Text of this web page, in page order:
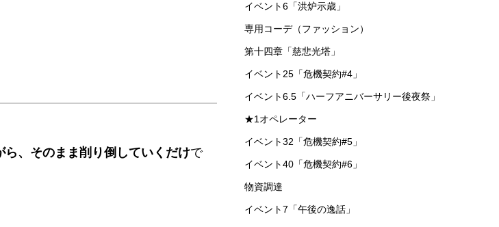
ら、そのまま削り倒していくだけで
イベント6「洪炉示歳」
専用コーデ（ファッション）
第十四章「慈悲光塔」
イベント25「危機契約#4」
イベント6.5「ハーフアニバーサリー後夜祭」
★1オペレーター
イベント32「危機契約#5」
イベント40「危機契約#6」
物資調達
イベント7「午後の逸話」